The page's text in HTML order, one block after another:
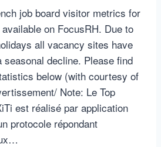
job board visitor metrics for
on FocusRH. Due to
all vacancy sites have
seasonal decline. Please find
below (with courtesy of
Note: Le Top
est réalisé par application
protocole répondant